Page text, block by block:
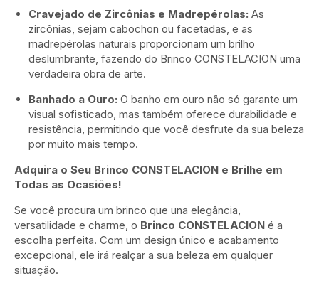
Cravejado de Zircônias e Madrepérolas: As
zircônias, sejam cabochon ou facetadas, e as
madrepérolas naturais proporcionam um brilho
deslumbrante, fazendo do Brinco CONSTELACION uma
verdadeira obra de arte.
Banhado a Ouro: O banho em ouro não só garante um
visual sofisticado, mas também oferece durabilidade e
resistência, permitindo que você desfrute da sua beleza
por muito mais tempo.
Adquira o Seu Brinco CONSTELACION e Brilhe em
Todas as Ocasiões!
Se você procura um brinco que una elegância,
versatilidade e charme, o Brinco CONSTELACION é a
escolha perfeita. Com um design único e acabamento
excepcional, ele irá realçar a sua beleza em qualquer
situação.